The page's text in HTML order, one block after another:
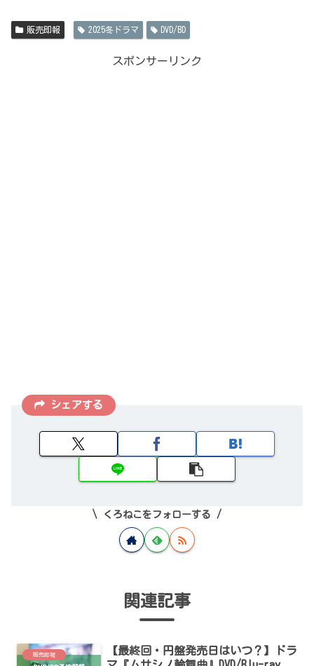
販売即報 2025冬ドラマ DVD/BD
スポンサーリンク
シェアする
くろねこをフォローする
関連記事
販売即報
【最終回・円盤発売日はいつ？】ドラ